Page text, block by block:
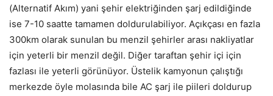
(Alternatif Akım) yani şehir elektriğinden şarj edildiğinde
ise 7-10 saatte tamamen doldurulabiliyor. Açıkçası en fazla
300km olarak sunulan bu menzil şehirler arası nakliyatlar
için yeterli bir menzil değil. Diğer taraftan şehir içi için
fazlası ile yeterli görünüyor. Üstelik kamyonun çalıştığı
merkezde öyle molasında bile AC şarj ile piileri doldurup